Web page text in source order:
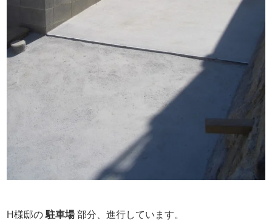
H様邸の駐車場部分、進行しています。